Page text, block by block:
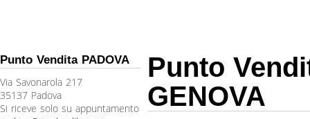
Punto Vendita PADOVA
Via Savonarola 217
35137 Padova
Si riceve solo su appuntamento
Punto
GENOVA